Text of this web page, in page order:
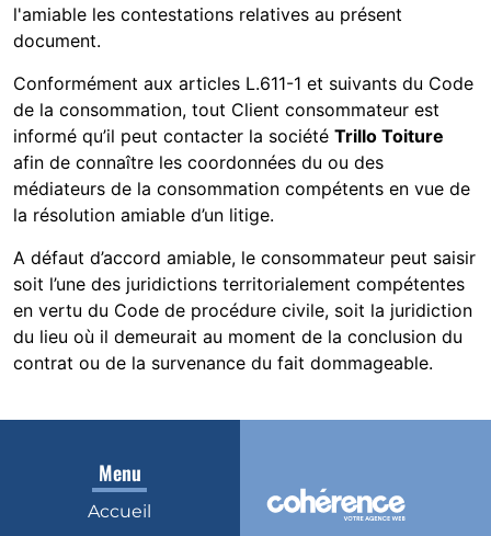
l'amiable les contestations relatives au présent
document.
Conformément aux articles L.611-1 et suivants du Code
de la consommation, tout Client consommateur est
informé qu’il peut contacter la société Trillo Toiture
afin de connaître les coordonnées du ou des
médiateurs de la consommation compétents en vue de
la résolution amiable d’un litige.
A défaut d’accord amiable, le consommateur peut saisir
soit l’une des juridictions territorialement compétentes
en vertu du Code de procédure civile, soit la juridiction
du lieu où il demeurait au moment de la conclusion du
contrat ou de la survenance du fait dommageable.
Menu
Accueil